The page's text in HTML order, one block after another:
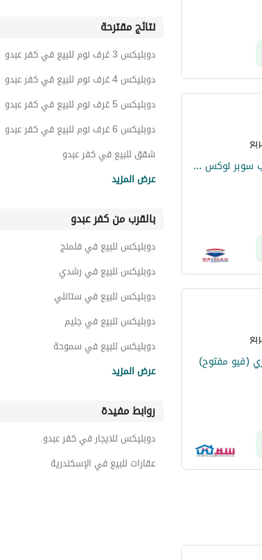
فيلا مميزة للبيع في موقع استراتيجي – تشطيب سوبر لوكس – لقطة!
نتائج مقترحة
دوبليكس 3 غرف نوم للبيع في كفر عبدو
دوبليكس 4 غرف نوم للبيع في كفر عبدو
دوبليكس 5 غرف نوم للبيع في كفر عبدو
دوبليكس 6 غرف نوم للبيع في كفر عبدو
شقق للبيع في كفر عبدو
عقارات للبيع في كفر عبدو
عرض المزيد
بالقرب من كفر عبدو
دوبليكس للبيع في فلمنج
دوبليكس للبيع في رشدي
دوبليكس للبيع في ستانلي
دوبليكس للبيع في جليم
دوبليكس للبيع في سموحة
دوبليكس للبيع في سيدي جابر
دوبليكس للبيع في سبورتنج
دوبليكس للبيع في الابراهيمية
عرض المزيد
روابط مفيدة
دوبليكس للايجار في كفر عبدو
عقارات للبيع في الإسكندرية